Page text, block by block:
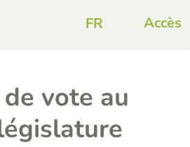
Accès
vote au